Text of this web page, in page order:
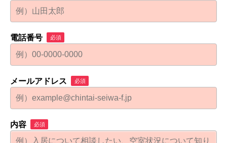
電話番号 必須
メールアドレス 必須
内容 必須